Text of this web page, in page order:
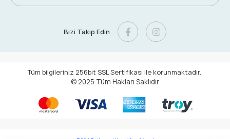
Bizi Takip Edin
Tüm bilgileriniz 256bit SSL Sertifikası ile korunmaktadır.
© 2025 Tüm Hakları Saklıdır